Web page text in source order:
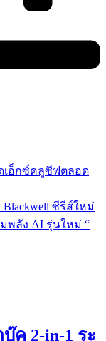
เอ็กซ์คลูซีฟตลอด
Blackwell ซีรีส์ใหม่
พลัง AI รุ่นใหม่ “
ค 2-in-1 ระ